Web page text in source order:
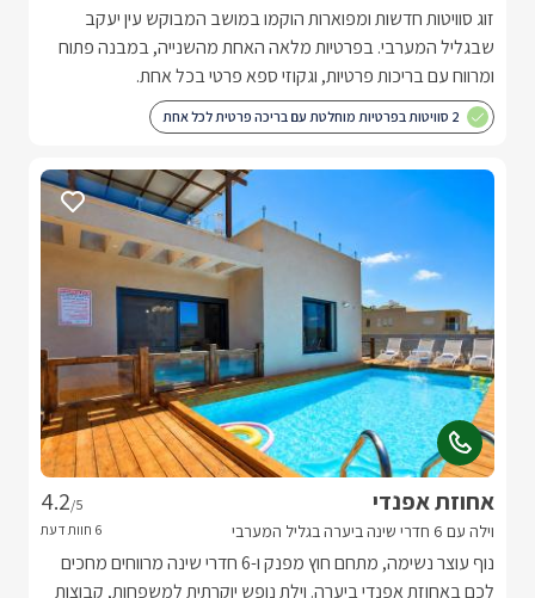
זוג סוויטות חדשות ומפוארות הוקמו במושב המבוקש עין יעקב
שבגליל המערבי. בפרטיות מלאה האחת מהשנייה, במבנה פתוח
ומרווח עם בריכות פרטיות, וגקוזי ספא פרטי בכל אחת.
2 סוויטות בפרטיות מוחלטת עם בריכה פרטית לכל אחת
אחוזת אפנדי
וילה עם 6 חדרי שינה ביערה בגליל המערבי
4.2/5
נוף עוצר נשימה, מתחם חוץ מפנק ו-6 חדרי שינה מרווחים מחכים
לכם באחוזת אפנדי ביערה. וילת נופש יוקרתית למשפחות, קבוצות